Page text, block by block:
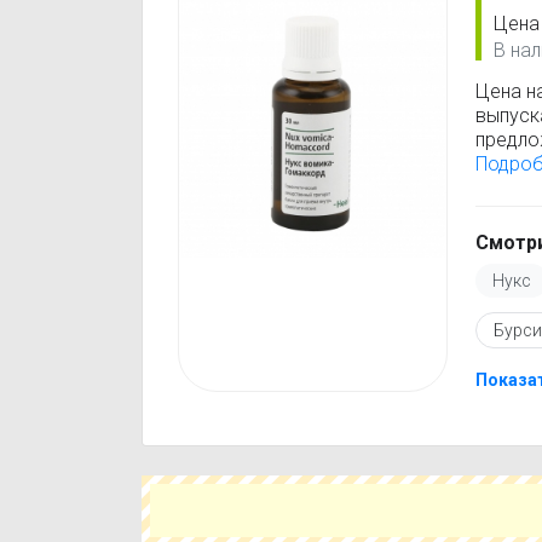
В
Цена
найти,
Перед
Чтобы
Нукс